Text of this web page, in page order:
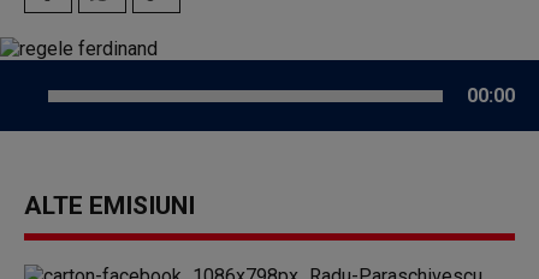
00:00
ALTE EMISIUNI